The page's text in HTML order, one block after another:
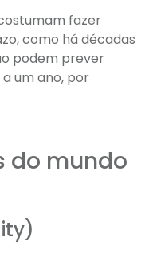
fazer
como há décadas
podem prever
um ano, por
do mundo